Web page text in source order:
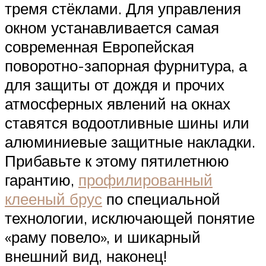
тремя стёклами. Для управления
окном устанавливается самая
современная Европейская
поворотно-запорная фурнитура, а
для защиты от дождя и прочих
атмосферных явлений на окнах
ставятся водоотливные шины или
алюминиевые защитные накладки.
Прибавьте к этому пятилетнюю
гарантию, профилированный
клееный брус по специальной
технологии, исключающей понятие
«раму повело», и шикарный
внешний вид, наконец!